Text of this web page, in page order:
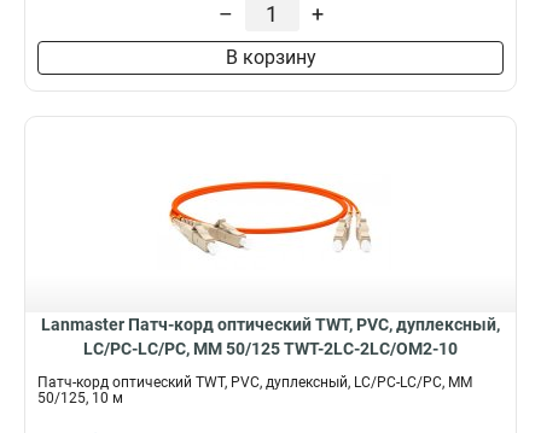
– +
В корзину
Lanmaster Патч-корд оптический TWT, PVC, дуплексный,
LC/PC-LC/PC, MM 50/125 TWT-2LC-2LC/OM2-10
Патч-корд оптический TWT, PVC, дуплексный, LC/PC-LC/PC, MM
50/125, 10 м